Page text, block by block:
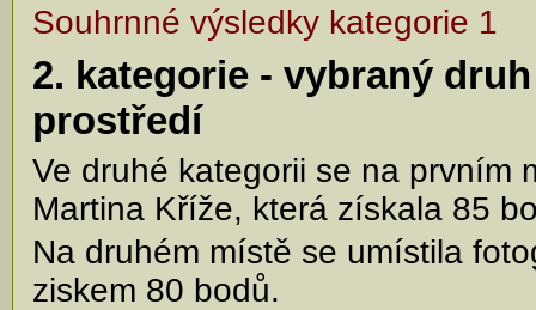
Souhrnné výsledky kategorie 1
2. kategorie - vybraný
prostředí
Ve druhé kategorii se na prvním
Martina Kříže, která získala 85
Na druhém místě se umístila
ziskem 80 bodů.